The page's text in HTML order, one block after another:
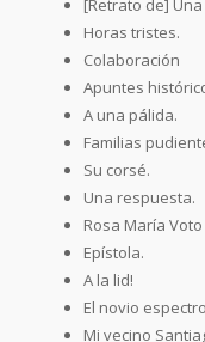
Horas tristes.
Colaboración
Apuntes
A una pálida.
Familias
Su corsé.
Una respuesta.
Rosa María
Epístola.
A la lid!
El novio
Mi vecino